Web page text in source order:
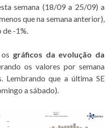
semana (18/09 a 25/09) a
que na semana anterior),
-1%.
gráficos da evolução da
os valores por semana
Lembrando que a última SE
a sábado).